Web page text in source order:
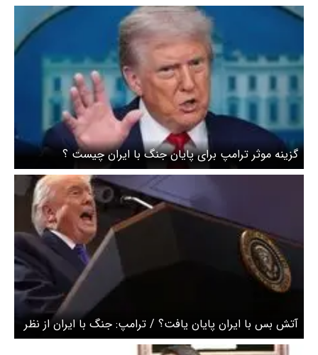
گزینه موثر ترامپ برای پایان جنگ با ایران چیست ؟
واشنگتن پست گزارش داد
آتش بس با ایران پایان یافت؟ / ترامپ: جنگ با ایران از نظر
نظامی اساساً به پایان رسیده است